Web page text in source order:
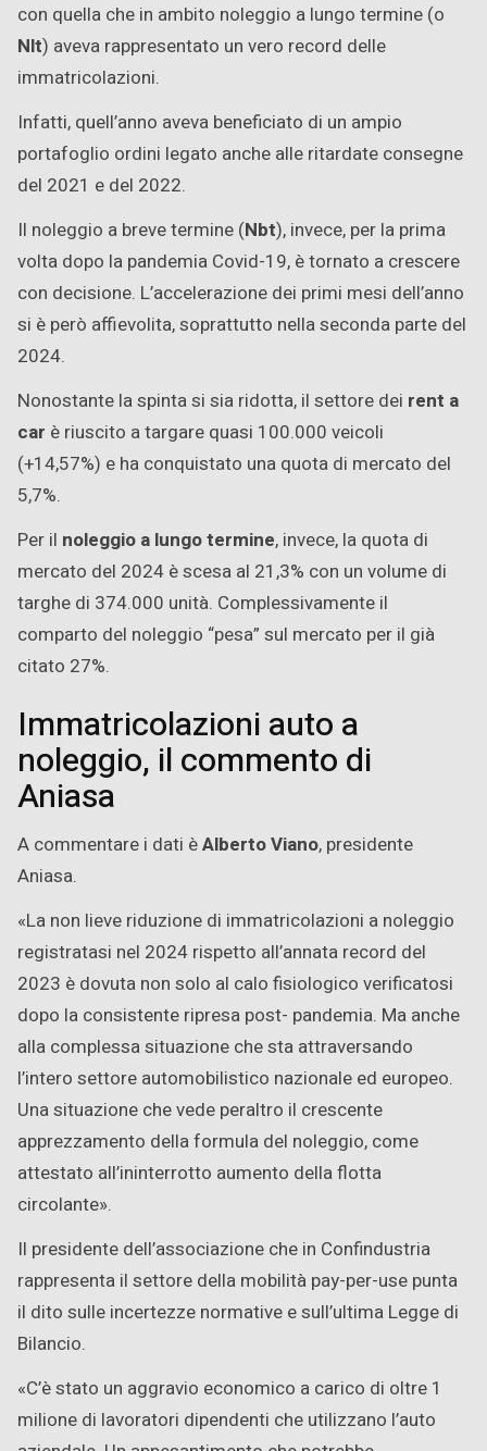
con quella che in ambito noleggio a lungo termine (o
Nlt) aveva rappresentato un vero record delle
immatricolazioni.
Infatti, quell’anno aveva beneficiato di un ampio
portafoglio ordini legato anche alle ritardate consegne
del 2021 e del 2022.
Il noleggio a breve termine (Nbt), invece, per la prima
volta dopo la pandemia Covid-19, è tornato a crescere
con decisione. L’accelerazione dei primi mesi dell’anno
si è però affievolita, soprattutto nella seconda parte del
2024.
Nonostante la spinta si sia ridotta, il settore dei rent a
car è riuscito a targare quasi 100.000 veicoli
(+14,57%) e ha conquistato una quota di mercato del
5,7%.
Per il noleggio a lungo termine, invece, la quota di
mercato del 2024 è scesa al 21,3% con un volume di
targhe di 374.000 unità. Complessivamente il
comparto del noleggio “pesa” sul mercato per il già
citato 27%.
Immatricolazioni auto a
noleggio, il commento di
Aniasa
A commentare i dati èAlberto Viano, presidente
Aniasa.
«La non lieve riduzione di immatricolazioni a noleggio
registratasi nel 2024 rispetto all’annata record del
2023 è dovuta non solo al calo fisiologico verificatosi
dopo la consistente ripresa post- pandemia. Ma anche
alla complessa situazione che sta attraversando
l’intero settore automobilistico nazionale ed europeo.
Una situazione che vede peraltro il crescente
apprezzamento della formula del noleggio, come
attestato all’ininterrotto aumento della flotta
circolante».
Il presidente dell’associazione che in Confindustria
rappresenta il settore della mobilità pay-per-use punta
il dito sulle incertezze normative e sull’ultima Legge di
Bilancio.
«C’è stato un aggravio economico a carico di oltre 1
milione di lavoratori dipendenti che utilizzano l’auto